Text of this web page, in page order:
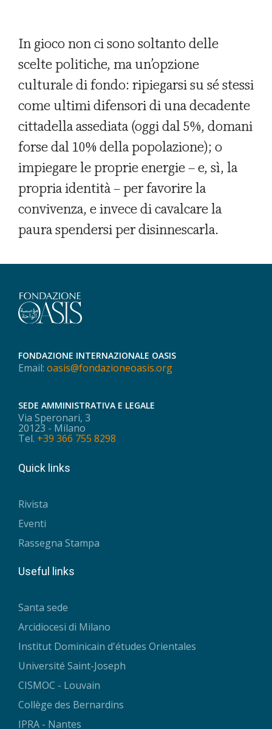
In gioco non ci sono soltanto delle
scelte politiche, ma un’opzione
culturale di fondo: ripiegarsi su sé stessi
come ultimi difensori di una decadente
cittadella assediata (oggi dal 5%, domani
forse dal 10% della popolazione); o
impiegare le proprie energie – e, sì, la
propria identità – per favorire la
convivenza, e invece di cavalcare la
paura spendersi per disinnescarla.
FONDAZIONE INTERNAZIONALE OASIS
Email: oasis@fondazioneoasis.org
SEDE AMMINISTRATIVA E LEGALE
Via Speronari, 3
20123 - Milano
Tel. +39 366 755 8298
Quick links
Rivista
Eventi
Rassegna Stampa
Useful links
Santa sede
Arcidiocesi di Milano
Institut Dominicain d'études Orientales
Université Saint-Joseph
CISMOC - Louvain
Collège des Bernardins
IPRA - Nantes